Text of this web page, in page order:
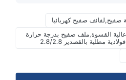
صفيح كهربائيا
القسوة,ملف صفيح بدرجة حرارة